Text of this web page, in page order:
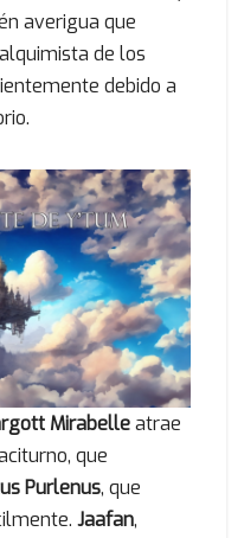
averigua que
de los
debido a
Mirabelleatrae
que
Purlenus, que
Jaafan,